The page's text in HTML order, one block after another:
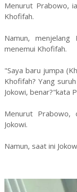
Menurut Prabowo,
Khofifah.
Namun,
menemui Khofifah.
"Saya baru jumpa
Khofifah? Yang
Jokowi, benar?"kata
Menurut Prabowo,
Jokowi.
Namun, saat ini